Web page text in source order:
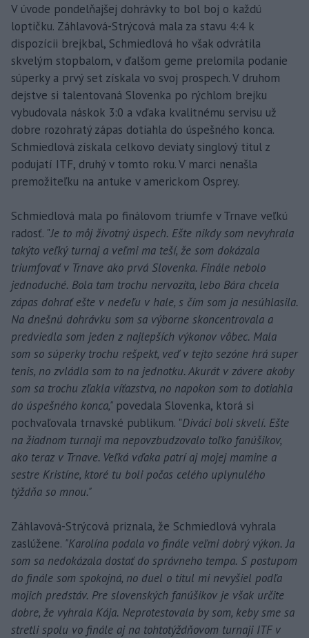
V úvode pondelňajšej dohrávky to bol boj o každú
loptičku. Záhlavová-Strýcová mala za stavu 4:4 k
dispozícii brejkbal, Schmiedlová ho však odvrátila
skvelým stopbalom, v ďalšom geme prelomila podanie
súperky a prvý set získala vo svoj prospech. V druhom
dejstve si talentovaná Slovenka po rýchlom brejku
vybudovala náskok 3:0 a vďaka kvalitnému servisu už
dobre rozohratý zápas dotiahla do úspešného konca.
Schmiedlová získala celkovo deviaty singlový titul z
podujatí ITF, druhý v tomto roku. V marci nenašla
premožiteľku na antuke v americkom Osprey.
Schmiedlová mala po finálovom triumfe v Trnave veľkú
radosť. "Je to môj životný úspech. Ešte nikdy som nevyhrala
takýto veľký turnaj a veľmi ma teší, že som dokázala
triumfovať v Trnave ako prvá Slovenka. Finále nebolo
jednoduché. Bola tam trochu nervozita, lebo Bára chcela
zápas dohrať ešte v nedeľu v hale, s čím som ja nesúhlasila.
Na dnešnú dohrávku som sa výborne skoncentrovala a
predviedla som jeden z najlepších výkonov vôbec. Mala
som so súperky trochu rešpekt, veď v tejto sezóne hrá super
tenis, no zvládla som to na jednotku. Akurát v závere akoby
som sa trochu zľakla víťazstva, no napokon som to dotiahla
do úspešného konca," povedala Slovenka, ktorá si
pochvaľovala trnavské publikum. "Diváci boli skvelí. Ešte
na žiadnom turnaji ma nepovzbudzovalo toľko fanúšikov,
ako teraz v Trnave. Veľká vďaka patrí aj mojej mamine a
sestre Kristíne, ktoré tu boli počas celého uplynulého
týždňa so mnou."
Záhlavová-Strýcová priznala, že Schmiedlová vyhrala
zaslúžene. "Karolína podala vo finále veľmi dobrý výkon. Ja
som sa nedokázala dostať do správneho tempa. S postupom
do finále som spokojná, no duel o titul mi nevyšiel podľa
mojich predstáv. Pre slovenských fanúšikov je však určite
dobre, že vyhrala Kája. Neprotestovala by som, keby sme sa
stretli spolu vo finále aj na tohtotýždňovom turnaji ITF v